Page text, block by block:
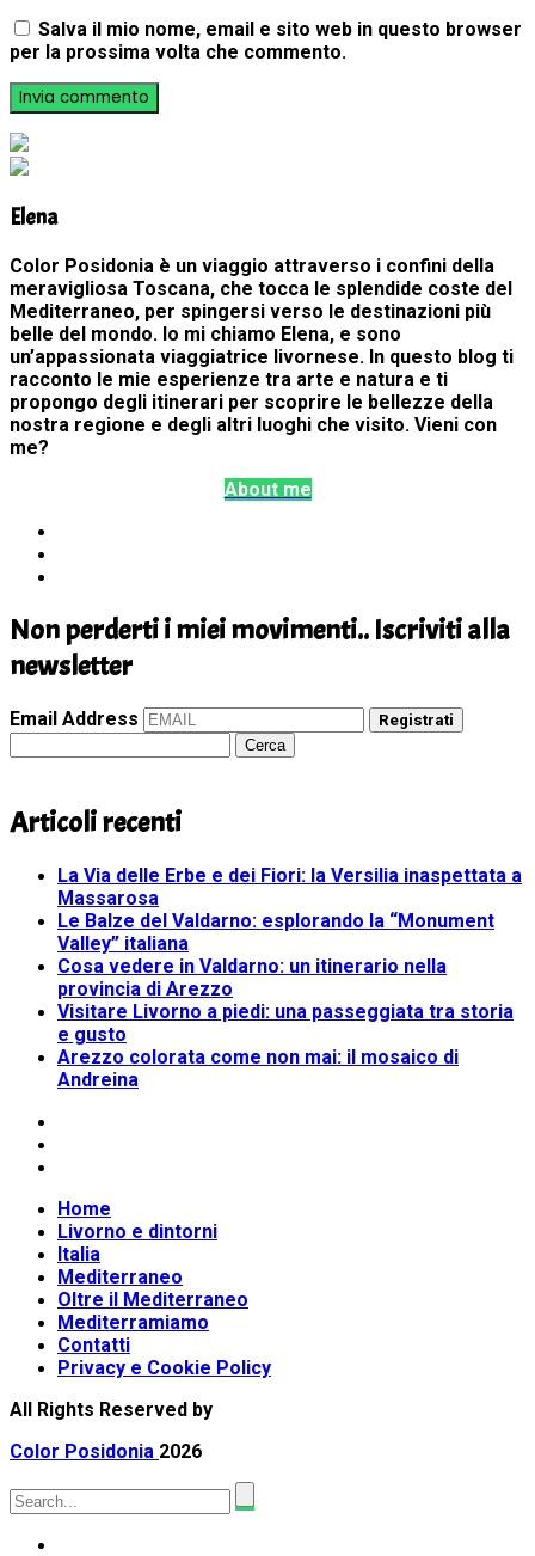
Salva il mio nome, email e sito web in questo browser
per la prossima volta che commento.
Elena
Color Posidonia è un viaggio attraverso i confini della
meravigliosa Toscana, che tocca le splendide coste del
Mediterraneo, per spingersi verso le destinazioni più
belle del mondo. Io mi chiamo Elena, e sono
un’appassionata viaggiatrice livornese. In questo blog ti
racconto le mie esperienze tra arte e natura e ti
propongo degli itinerari per scoprire le bellezze della
nostra regione e degli altri luoghi che visito. Vieni con
me?
About me
Non perderti i miei movimenti.. Iscriviti alla
newsletter
Email Address Registrati
per:
Articoli recenti
La Via delle Erbe e dei Fiori: la Versilia inaspettata a
Massarosa
Le Balze del Valdarno: esplorando la “Monument
Valley” italiana
Cosa vedere in Valdarno: un itinerario nella
provincia di Arezzo
Visitare Livorno a piedi: una passeggiata tra storia
e gusto
Arezzo colorata come non mai: il mosaico di
Andreina
Home
Livorno e dintorni
Italia
Mediterraneo
Oltre il Mediterraneo
Mediterramiamo
Contatti
Privacy e Cookie Policy
All Rights Reserved by
Color Posidonia 2026